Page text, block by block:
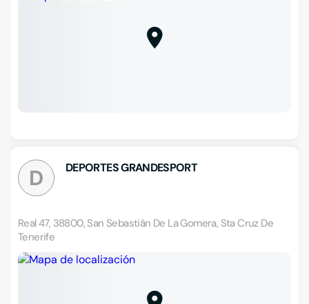
D DEPORTES GRANDESPORT
Real 47, 38800, San Sebastián De La Gomera, Sta Cruz De
Tenerife